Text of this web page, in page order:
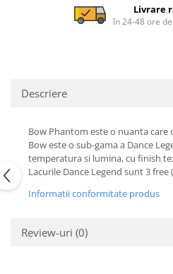
Livrare
în 24-48 ore
Descriere
Bow Phantom este o nuanta care
Bow este o sub-gama a Dance
temperatura si lumina, cu finish
Lacurile Dance Legend sunt 3
Informatii conformitate produs
Review-uri (0)